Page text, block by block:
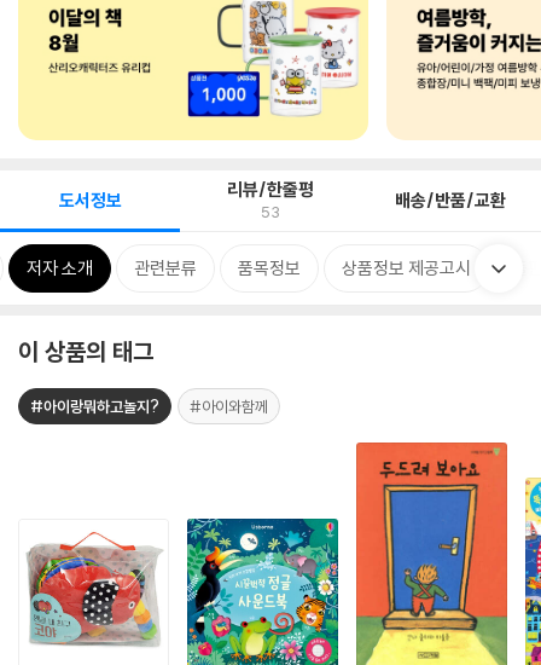
도서정보 리뷰/한줄평
53 배송/반품/교환
저자 소개 관련분류 품목정보 상품정보 제공고시
이 상품의 태그
#아이랑뭐하고놀지? #아이와함께